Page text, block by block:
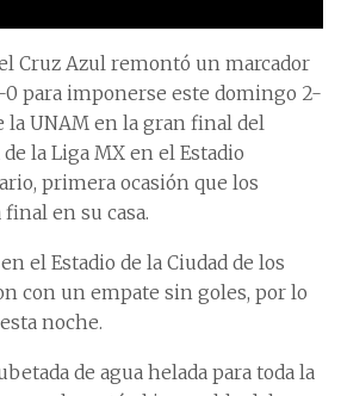
Cruz Azul remontó un marcador
0 para imponerse este domingo 2-
la UNAM en la gran final del
la Liga MX en el Estadio
primera ocasión que los
en su casa.
el Estadio de la Ciudad de los
con un empate sin goles, por lo
noche.
de agua helada para toda la